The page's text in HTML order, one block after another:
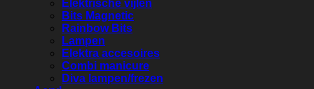
Elektrische vijlen
Bits Magnetic
Rainbow Bits
Lampen
Elektra accesoires
Combi manicure
Diva lampen/frezen